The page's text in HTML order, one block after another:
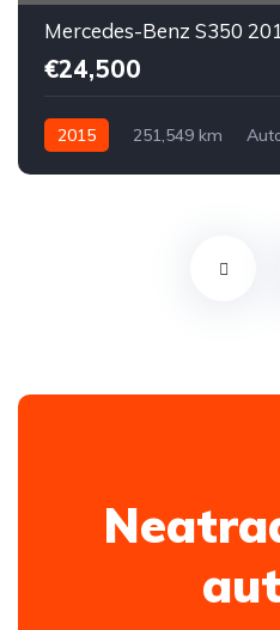
Mercedes-Benz S350
€24,500
2015 251,549 km